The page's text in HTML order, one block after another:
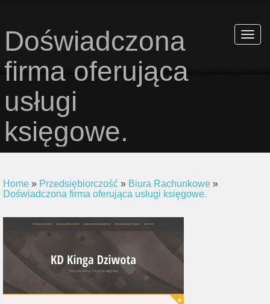
Doświadczona
firma oferująca
usługi
księgowe.
Home » Przedsiębiorczość » Biura Rachunkowe »
Doświadczona firma oferująca usługi księgowe.